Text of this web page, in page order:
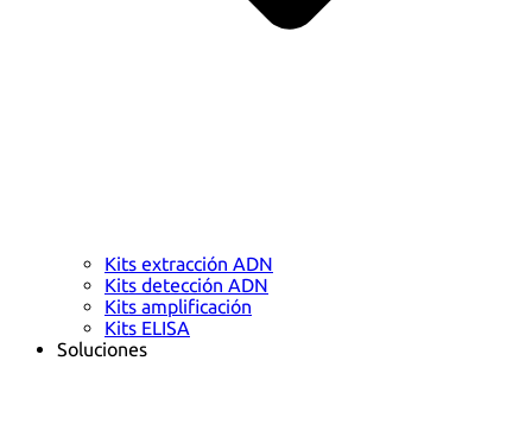
Kits extracción ADN
Kits detección ADN
Kits amplificación
Kits ELISA
Soluciones